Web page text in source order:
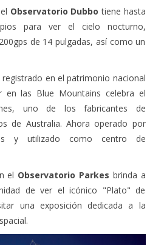
Observatorio Dubbo tiene hasta
para ver el cielo nocturno,
de 14 pulgadas, así como un
registrado en el patrimonio nacional
en las Blue Mountains celebra el
uno de los fabricantes de
de Australia. Ahora operado por
y utilizado como centro de
el Observatorio Parkes brinda a
de ver el icónico "Plato" de
una exposición dedicada a la